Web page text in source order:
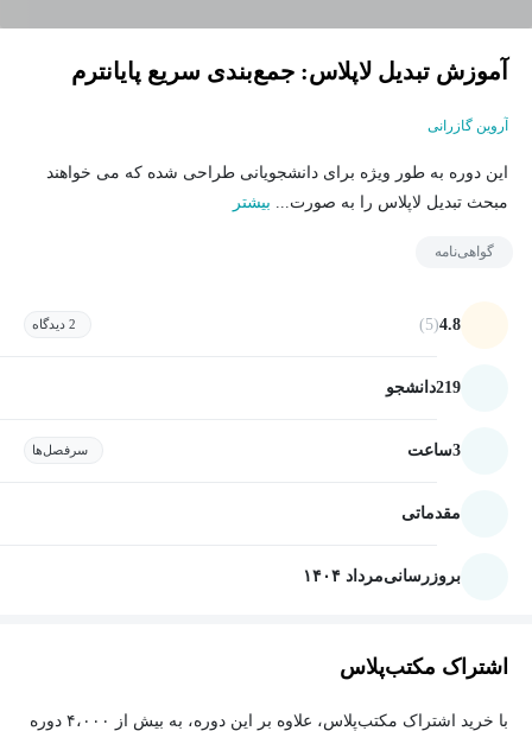
آموزش تبدیل لاپلاس: جمع‌بندی سریع پایانترم
آروین گازرانی
این دوره به طور ویژه برای دانشجویانی طراحی شده که می خواهند
مبحث تبدیل لاپلاس را به صورت... بیشتر
گواهی‌نامه
4.8
(5) 2 دیدگاه
219دانشجو
3ساعت سرفصل‌ها
مقدماتی
بروزرسانیمرداد ۱۴۰۴
اشتراک مکتب‌پلاس
با خرید اشتراک مکتب‌پلاس، علاوه بر این دوره، به بیش از ۴،۰۰۰ دوره